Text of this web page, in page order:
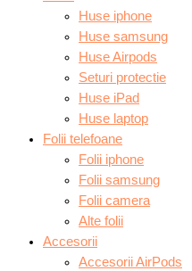
Huse iphone
Huse samsung
Huse Airpods
Seturi protectie
Huse iPad
Huse laptop
Folii telefoane
Folii iphone
Folii samsung
Folii camera
Alte folii
Accesorii
Accesorii AirPods